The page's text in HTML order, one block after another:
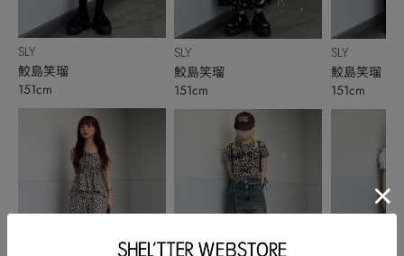
SLY
鮫島笑瑠
151cm
SLY
鮫島笑瑠
151cm
SLY
鮫島笑瑠
151cm